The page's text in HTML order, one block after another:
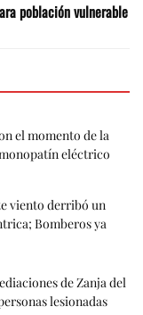
población vulnerable
el momento de la
eléctrico
viento derribó un
Bomberos ya
de Zanja del
lesionadas